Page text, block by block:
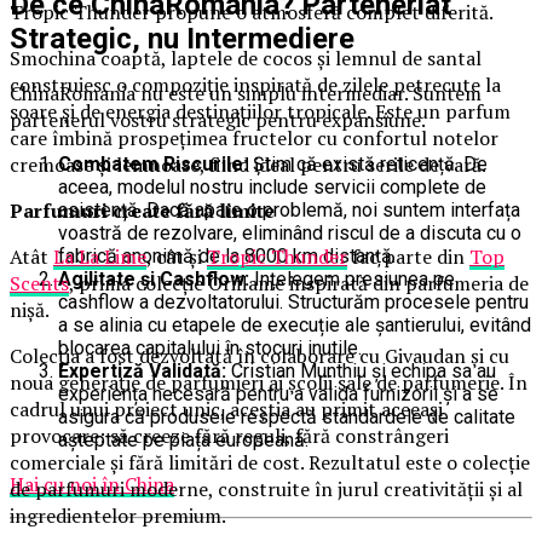
Strategic, nu Intermediere
ChinaRomania nu este un simplu intermediar. Suntem
partenerul vostru strategic pentru expansiune.
Combatem Riscurile: Știm că există reticență. De
aceea, modelul nostru include servicii complete de
asistență. Dacă apare o problemă, noi suntem interfața
voastră de rezolvare, eliminând riscul de a discuta cu o
fabrică anonimă de la 8000 km distanță.
Agilitate și Cashflow:Înțelegem presiunea pe
cashflow a dezvoltatorului. Structurăm procesele pentru
a se alinia cu etapele de execuție ale șantierului, evitând
blocarea capitalului în stocuri inutile.
Expertiză Validată:Cristian Munthiu și echipa sa au
experiența necesară pentru a valida furnizorii și a se
asigura că produsele respectă standardele de calitate
așteptate pe piața europeană.
Hai cu noi în China
Tropic Thunder propune o atmosferă complet diferită.
Smochina coaptă, laptele de cocos și lemnul de santal
construiesc o compoziție inspirată de zilele petrecute la
soare și de energia destinațiilor tropicale. Este un parfum
care îmbină prospețimea fructelor cu confortul notelor
cremoase și lemnoase, fiind ideal pentru serile de vară.
Parfumuri create fără limite
Atât La La Lime, cât șiTropic Thunderfac parte din Top
Scents, prima colecție Oriflame inspirată din parfumeria de
nișă.
Colecția a fost dezvoltată în colaborare cu Givaudan și cu
noua generație de parfumieri ai școlii sale de parfumerie. În
cadrul unui proiect unic, aceștia au primit aceeași
provocare: să creeze fără reguli, fără constrângeri
comerciale și fără limitări de cost. Rezultatul este o colecție
de parfumuri moderne, construite în jurul creativității și al
ingredientelor premium.